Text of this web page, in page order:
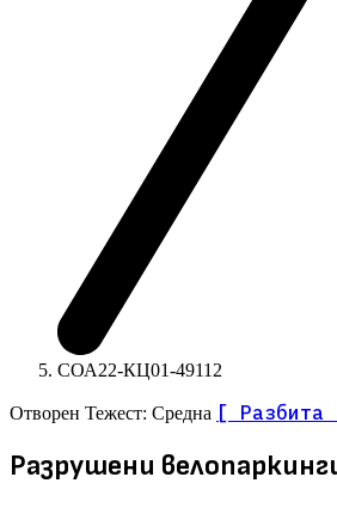
СОА22-КЦ01-49112
Отворен Тежест: Средна [ Разбита
Разрушени